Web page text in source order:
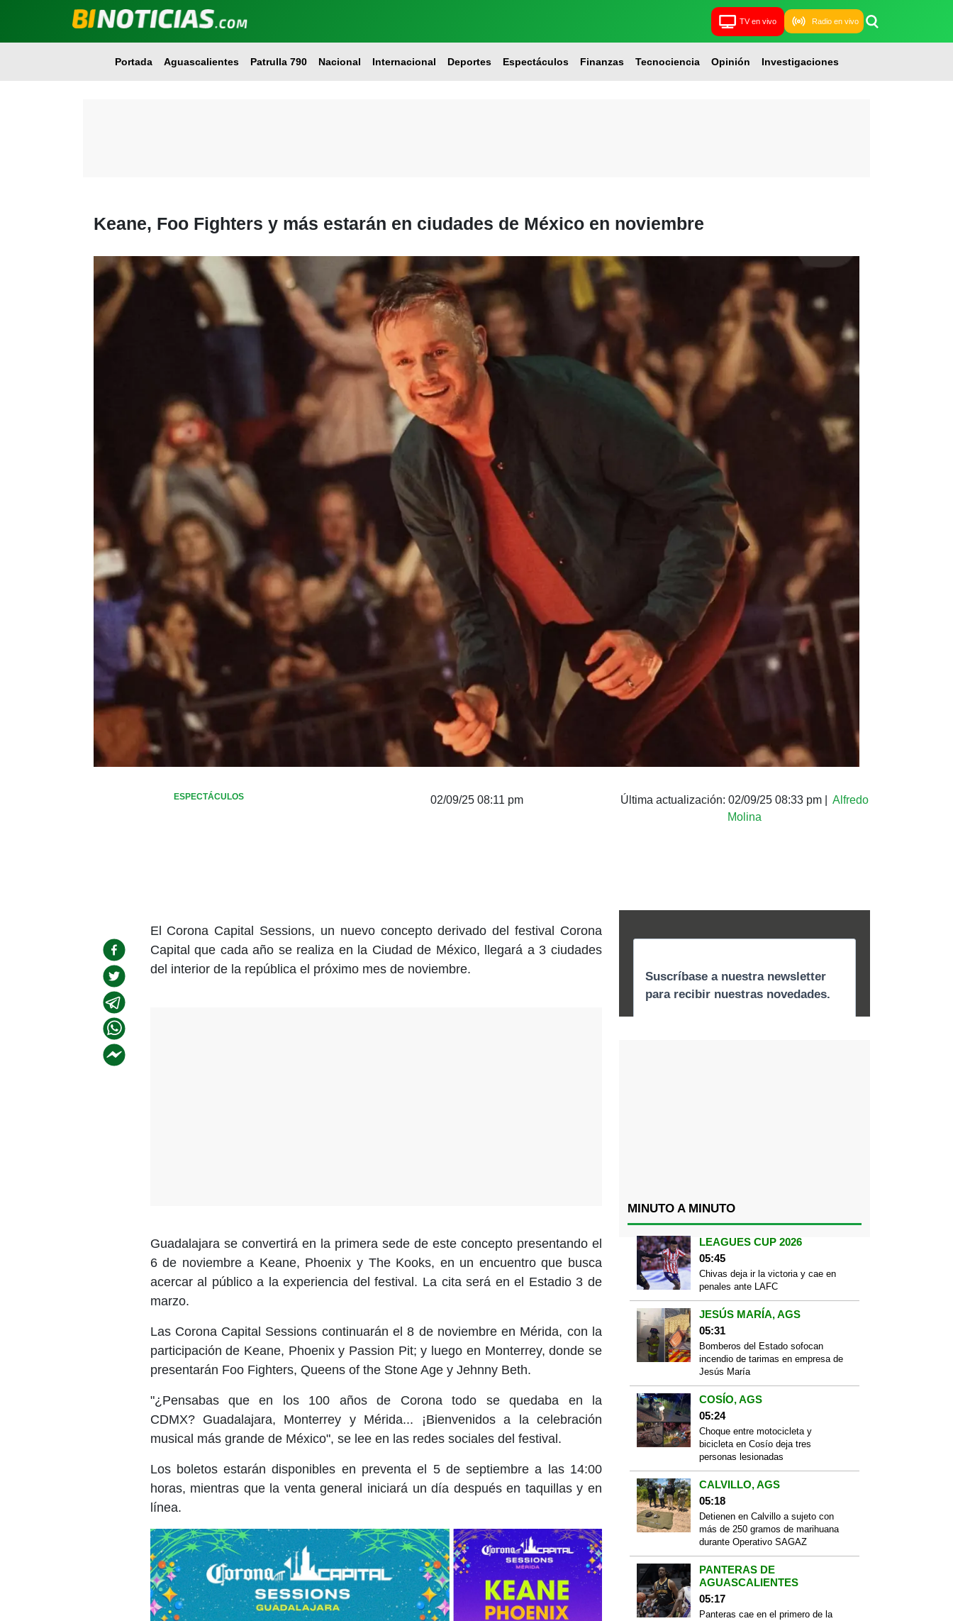
TV en vivo Radio en vivo
Portada Aguascalientes Patrulla 790 Nacional Internacional Deportes Espectáculos Finanzas Tecnociencia Opinión Investigaciones
Keane, Foo Fighters y más estarán en ciudades de México en noviembre
ESPECTÁCULOS 02/09/25 08:11 pm Última actualización: 02/09/25 08:33 pm
Alfredo
Molina
El Corona Capital Sessions, un nuevo concepto derivado del festival Corona
Capital que cada año se realiza en la Ciudad de México, llegará a 3 ciudades
del interior de la república el próximo mes de noviembre.
Guadalajara se convertirá en la primera sede de este concepto presentando el
6 de noviembre a Keane, Phoenix y The Kooks, en un encuentro que busca
acercar al público a la experiencia del festival. La cita será en el Estadio 3 de
marzo.
Las Corona Capital Sessions continuarán el 8 de noviembre en Mérida, con la
participación de Keane, Phoenix y Passion Pit; y luego en Monterrey, donde se
presentarán Foo Fighters, Queens of the Stone Age y Jehnny Beth.
"¿Pensabas que en los 100 años de Corona todo se quedaba en la
CDMX? Guadalajara, Monterrey y Mérida... ¡Bienvenidos a la celebración
musical más grande de México", se lee en las redes sociales del festival.
Los boletos estarán disponibles en preventa el 5 de septiembre a las 14:00
horas, mientras que la venta general iniciará un día después en taquillas y en
línea.
MINUTO A MINUTO
LEAGUES CUP 2026
05:45
Chivas deja ir la victoria y cae en
penales ante LAFC
JESÚS MARÍA, AGS
05:31
Bomberos del Estado sofocan
incendio de tarimas en empresa de
Jesús María
COSÍO, AGS
05:24
Choque entre motocicleta y
bicicleta en Cosío deja tres
personas lesionadas
CALVILLO, AGS
05:18
Detienen en Calvillo a sujeto con
más de 250 gramos de marihuana
durante Operativo SAGAZ
PANTERAS DE
AGUASCALIENTES
05:17
Panteras cae en el primero de la